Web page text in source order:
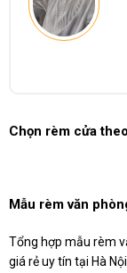
Chọn rèm cửa
Mẫu rèm văn
Tổng hợp mẫu rèm
giá rẻ uy tín tại Hà